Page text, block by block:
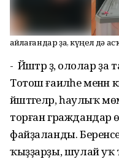
Һайлағандар ҙа, күңел дә
- Йәштәр ҙә, ололар
Тотош ғаиләһе менән
йәштәгеләр, һаулыҡ
торған граждандар
файҙаланды.
ҡыҙҙарҙы, шулай уҡ